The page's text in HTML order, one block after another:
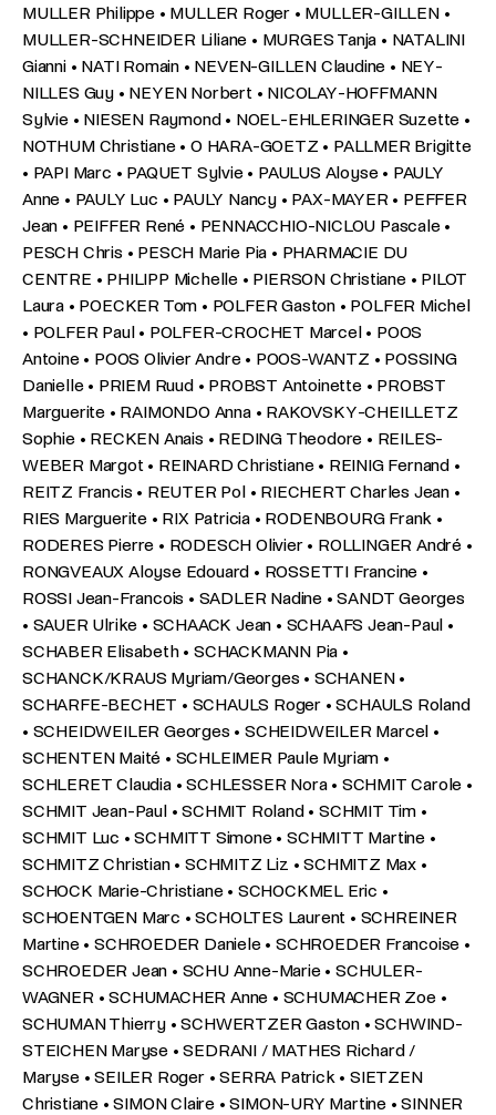
MULLER Philippe • MULLER Roger • MULLER-GILLEN •
MULLER-SCHNEIDER Liliane • MURGES Tanja • NATALINI
Gianni • NATI Romain • NEVEN-GILLEN Claudine • NEY-
NILLES Guy • NEYEN Norbert • NICOLAY-HOFFMANN
Sylvie • NIESEN Raymond • NOEL-EHLERINGER Suzette •
NOTHUM Christiane • O HARA-GOETZ • PALLMER Brigitte
• PAPI Marc • PAQUET Sylvie • PAULUS Aloyse • PAULY
Anne • PAULY Luc • PAULY Nancy • PAX-MAYER • PEFFER
Jean • PEIFFER René • PENNACCHIO-NICLOU Pascale •
PESCH Chris • PESCH Marie Pia • PHARMACIE DU
CENTRE • PHILIPP Michelle • PIERSON Christiane • PILOT
Laura • POECKER Tom • POLFER Gaston • POLFER Michel
• POLFER Paul • POLFER-CROCHET Marcel • POOS
Antoine • POOS Olivier Andre • POOS-WANTZ • POSSING
Danielle • PRIEM Ruud • PROBST Antoinette • PROBST
Marguerite • RAIMONDO Anna • RAKOVSKY-CHEILLETZ
Sophie • RECKEN Anais • REDING Theodore • REILES-
WEBER Margot • REINARD Christiane • REINIG Fernand •
REITZ Francis • REUTER Pol • RIECHERT Charles Jean •
RIES Marguerite • RIX Patricia • RODENBOURG Frank •
RODERES Pierre • RODESCH Olivier • ROLLINGER André •
RONGVEAUX Aloyse Edouard • ROSSETTI Francine •
ROSSI Jean-Francois • SADLER Nadine • SANDT Georges
• SAUER Ulrike • SCHAACK Jean • SCHAAFS Jean-Paul •
SCHABER Elisabeth • SCHACKMANN Pia •
SCHANCK/KRAUS Myriam/Georges • SCHANEN •
SCHARFE-BECHET • SCHAULS Roger • SCHAULS Roland
• SCHEIDWEILER Georges • SCHEIDWEILER Marcel •
SCHENTEN Maité • SCHLEIMER Paule Myriam •
SCHLERET Claudia • SCHLESSER Nora • SCHMIT Carole •
SCHMIT Jean-Paul • SCHMIT Roland • SCHMIT Tim •
SCHMIT Luc • SCHMITT Simone • SCHMITT Martine •
SCHMITZ Christian • SCHMITZ Liz • SCHMITZ Max •
SCHOCK Marie-Christiane • SCHOCKMEL Eric •
SCHOENTGEN Marc • SCHOLTES Laurent • SCHREINER
Martine • SCHROEDER Daniele • SCHROEDER Francoise •
SCHROEDER Jean • SCHU Anne-Marie • SCHULER-
WAGNER • SCHUMACHER Anne • SCHUMACHER Zoe •
SCHUMAN Thierry • SCHWERTZER Gaston • SCHWIND-
STEICHEN Maryse • SEDRANI / MATHES Richard /
Maryse • SEILER Roger • SERRA Patrick • SIETZEN
Christiane • SIMON Claire • SIMON-URY Martine • SINNER